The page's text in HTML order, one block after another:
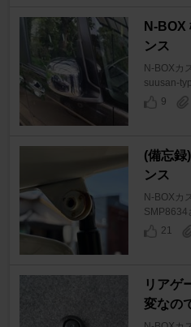
N-BOX
ンス
N-BOXカ
suusan-
9
(備忘録
ンス
N-BOXカ
SMP8634
21
リアゲ
変なの